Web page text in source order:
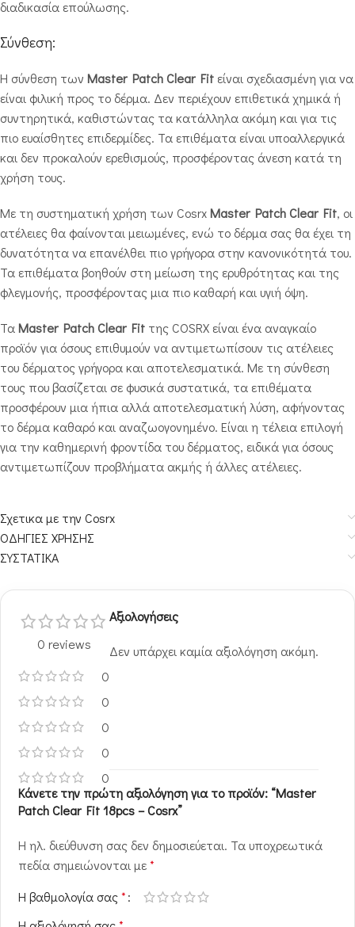
διαδικασία επούλωσης.
Σύνθεση:
Η σύνθεση των Master Patch Clear Fit είναι σχεδιασμένη για να
είναι φιλική προς το δέρμα. Δεν περιέχουν επιθετικά χημικά ή
συντηρητικά, καθιστώντας τα κατάλληλα ακόμη και για τις
πιο ευαίσθητες επιδερμίδες. Τα επιθέματα είναι υποαλλεργικά
και δεν προκαλούν ερεθισμούς, προσφέροντας άνεση κατά τη
χρήση τους.
Με τη συστηματική χρήση των CosrxMaster Patch Clear Fit, οι
ατέλειες θα φαίνονται μειωμένες, ενώ το δέρμα σας θα έχει τη
δυνατότητα να επανέλθει πιο γρήγορα στην κανονικότητά του.
Τα επιθέματα βοηθούν στη μείωση της ερυθρότητας και της
φλεγμονής, προσφέροντας μια πιο καθαρή και υγιή όψη.
ΤαMaster Patch Clear Fit της COSRX είναι ένα αναγκαίο
προϊόν για όσους επιθυμούν να αντιμετωπίσουν τις ατέλειες
του δέρματος γρήγορα και αποτελεσματικά. Με τη σύνθεση
τους που βασίζεται σε φυσικά συστατικά, τα επιθέματα
προσφέρουν μια ήπια αλλά αποτελεσματική λύση, αφήνοντας
το δέρμα καθαρό και αναζωογονημένο. Είναι η τέλεια επιλογή
για την καθημερινή φροντίδα του δέρματος, ειδικά για όσους
αντιμετωπίζουν προβλήματα ακμής ή άλλες ατέλειες.
Σχετικα με την Cosrx
ΟΔΗΓΙΕΣ ΧΡΗΣΗΣ
ΣΥΣΤΑΤΙΚΑ
0 reviews
0
0
0
0
0
Αξιολογήσεις
Δεν υπάρχει καμία αξιολόγηση ακόμη.
Κάνετε την πρώτη αξιολόγηση για το προϊόν: “Master
Patch Clear Fit 18pcs – Cosrx”
Η ηλ. διεύθυνση σας δεν δημοσιεύεται. Τα υποχρεωτικά
πεδία σημειώνονται με*
Η βαθμολογία σας*